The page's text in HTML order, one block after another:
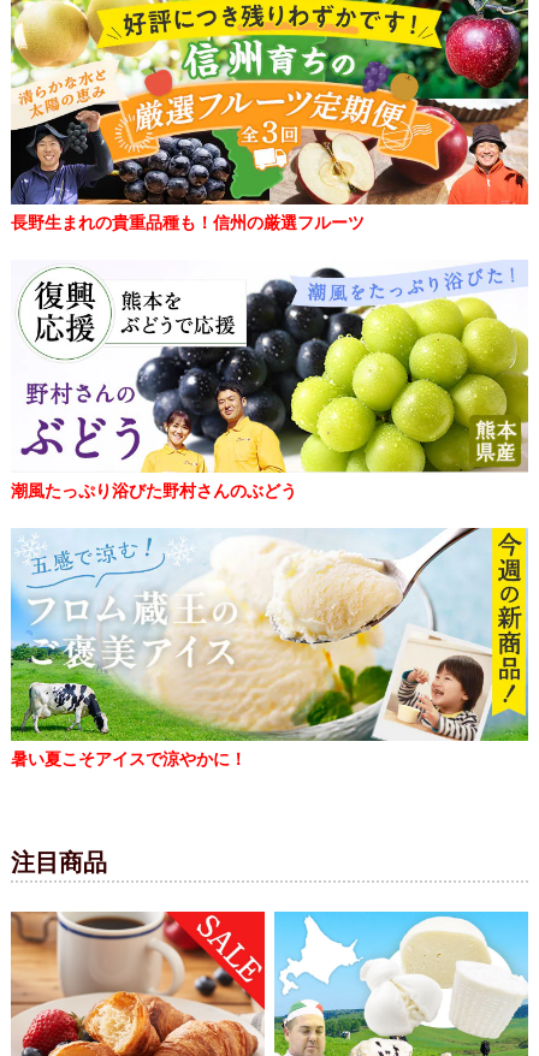
長野生まれの貴重品種も！信州の厳選フルーツ
潮風たっぷり浴びた野村さんのぶどう
暑い夏こそアイスで涼やかに！
注目商品